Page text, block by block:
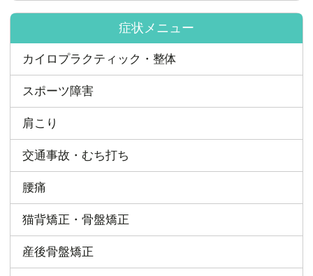
症状メニュー
カイロプラクティック・整体
スポーツ障害
肩こり
交通事故・むち打ち
腰痛
猫背矯正・骨盤矯正
産後骨盤矯正